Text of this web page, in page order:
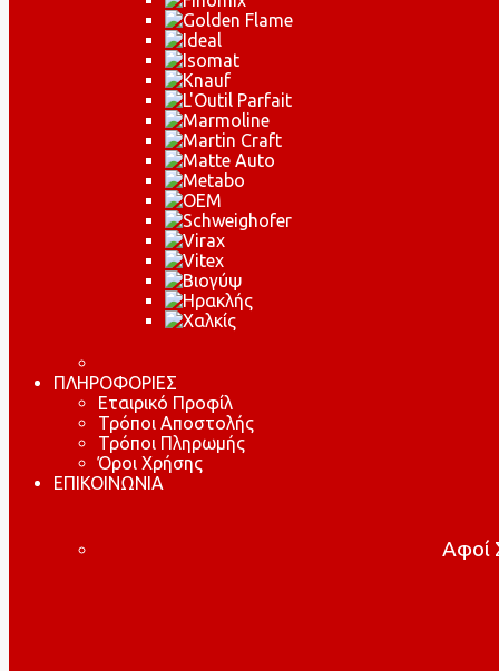
ΠΛΗΡΟΦΟΡΙΕΣ
Εταιρικό Προφίλ
Τρόποι Αποστολής
Τρόποι Πληρωμής
Όροι Χρήσης
ΕΠΙΚΟΙΝΩΝΙΑ
Αφοί